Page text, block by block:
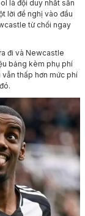
là đội duy nhất sẵn
lời đề nghị vào đầu
từ chối ngay
đi và Newcastle
bảng kèm phụ phí
thấp hơn mức phí